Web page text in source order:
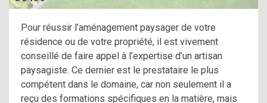
Pour réussir l’aménagement paysager de votre
résidence ou de votre propriété, il est vivement
conseillé de faire appel à l’expertise d’un artisan
paysagiste. Ce dernier est le prestataire le plus
compétent dans le domaine, car non seulement il a
reçu des formations spécifiques en la matière, mais